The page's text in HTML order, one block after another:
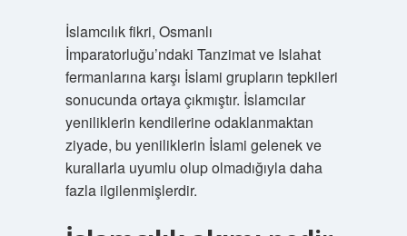
İslamcılık fikri, Osmanlı
İmparatorluğu’ndaki Tanzimat ve Islahat
fermanlarına karşı İslami grupların tepkileri
sonucunda ortaya çıkmıştır. İslamcılar
yeniliklerin kendilerine odaklanmaktan
ziyade, bu yeniliklerin İslami gelenek ve
kurallarla uyumlu olup olmadığıyla daha
fazla ilgilenmişlerdir.